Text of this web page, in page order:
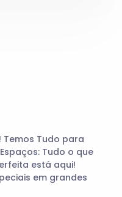
Temos Tudo para
Tudo o que
está aqui!
em grandes